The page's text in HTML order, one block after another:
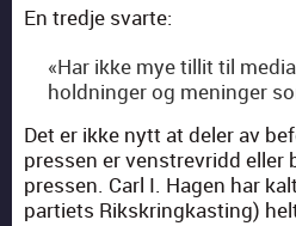
En tred­je svarte:
«Har ikke mye tillit til
hold­ninger og meninger
Det er ikke nytt at del­er av
pressen er ven­strevridd
pressen. Carl I. Hagen har
par­ti­ets Rik­skringkast­ing)